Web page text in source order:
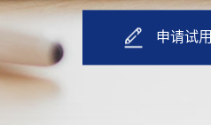
申请试用